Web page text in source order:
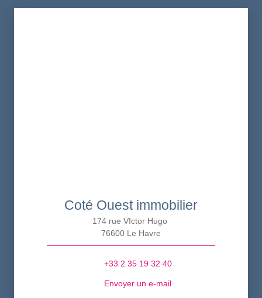
Coté Ouest immobilier
174 rue VIctor Hugo
76600 Le Havre
+33 2 35 19 32 40
Envoyer un e-mail